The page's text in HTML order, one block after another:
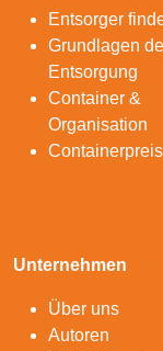
Entsorger
Grundlagen
Entsorgung
Container &
Organisation
Unternehmen
Über uns
Autoren